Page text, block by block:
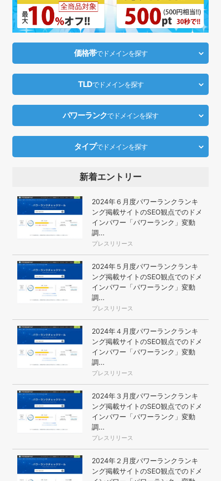
価格帯でドメインを探す
TLDでドメインを探す
パワーランクでドメインを探す
タイプでドメインを探す
新着エントリー
2024年６月度パワーランクランキ
ング掲載サイトのSEO観点でのドメ
インパワー「パワーランク」変動
調...
プレスリリース
2024年５月度パワーランクランキ
ング掲載サイトのSEO観点でのドメ
インパワー「パワーランク」変動
調...
プレスリリース
2024年４月度パワーランクランキ
ング掲載サイトのSEO観点でのドメ
インパワー「パワーランク」変動
調...
プレスリリース
2024年３月度パワーランクランキ
ング掲載サイトのSEO観点でのドメ
インパワー「パワーランク」変動
調...
プレスリリース
2024年２月度パワーランクランキ
ング掲載サイトのSEO観点でのドメ